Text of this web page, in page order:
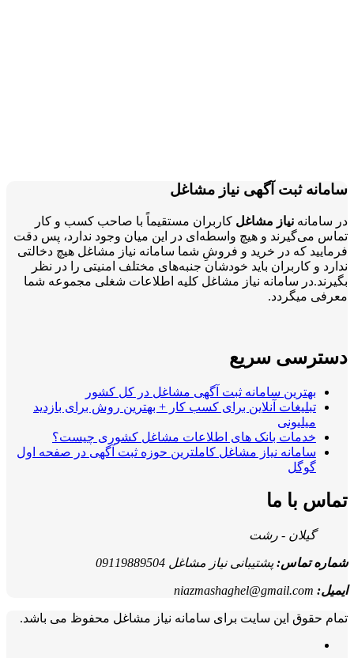
سامانه ثبت آگهی نیاز مشاغل
در سامانه نیاز مشاغلکاربران مستقیماً با صاحب کسب و کار
تماس می‌گیرند و هیچ واسطه‌ای در این میان وجود ندارد، پس دقت
فرمایید که در خرید و فروشِ شما سامانه نیاز مشاغل هیچ دخالتی
ندارد و کاربران باید خودشان جنبه‌های مختلف امنیتی را در نظر
بگیرند.در سامانه نیاز مشاغل کلیه اطلاعات شغلی مجموعه شما
معرفی میگردد.
دسترسی سریع
بهترین سامانه ثبت آگهی مشاغل در کل کشور
تبلیغات آنلاین برای کسب کار + بهترین روش برای بازدید
میلیونی
خدمات بانک های اطلاعات مشاغل کشوری چیست؟
سامانه نیاز مشاغل کاملترین حوزه ثبت آگهی در صفحه اول
گوگل
تماس با ما
گیلان - رشت
شماره تماس:پشتیبانی نیاز مشاغل 09119889504
ایمیل: niazmashaghel@gmail.com
تمام حقوق این سایت برای سامانه نیاز مشاغل محفوظ می باشد.